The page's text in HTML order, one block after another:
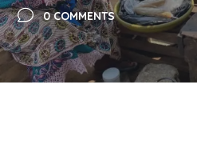
0 COMMENTS